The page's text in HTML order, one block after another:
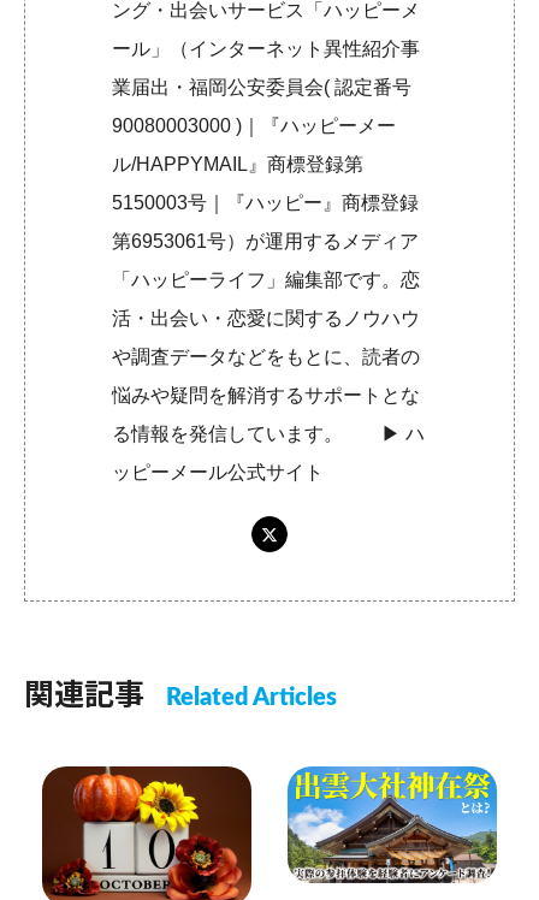
ング・出会いサービス「ハッピーメ
ール」（インターネット異性紹介事
業届出・福岡公安委員会( 認定番号
90080003000 )｜『ハッピーメー
ル/HAPPYMAIL』商標登録第
5150003号｜『ハッピー』商標登録
第6953061号）が運用するメディア
「ハッピーライフ」編集部です。恋
活・出会い・恋愛に関するノウハウ
や調査データなどをもとに、読者の
悩みや疑問を解消するサポートとな
る情報を発信しています。 ▶︎ハ
ッピーメール公式サイト
関連記事 Related Articles